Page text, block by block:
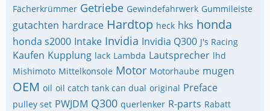
Fächerkrümmer Getriebe Gewindefahrwerk Gummileiste
gutachten hardrace Hardtop heck hks honda
honda s2000 Intake Invidia Invidia Q300 J's Racing
Kaufen Kupplung lack Lambda Lautsprecher lhd
Mishimoto Mittelkonsole Motor Motorhaube mugen
OEM oil oil catch tank can dual original Preface
pulley set PWJDM Q300 querlenker R-parts Rabatt